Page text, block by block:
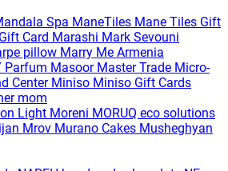
Spa ManeTiles Mane Tiles Gift
Card Marashi Mark Sevouni
pillow Marry Me Armenia
Parfum Masoor Master Trade Micro-
Center Miniso Miniso Gift Cards
mom
Light Moreni MORUQ eco solutions
Mrov Murano Cakes Musheghyan